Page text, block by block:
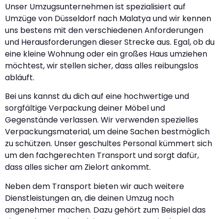
Unser Umzugsunternehmen ist spezialisiert auf
Umzüge von Düsseldorf nach Malatya und wir kennen
uns bestens mit den verschiedenen Anforderungen
und Herausforderungen dieser Strecke aus. Egal, ob du
eine kleine Wohnung oder ein großes Haus umziehen
möchtest, wir stellen sicher, dass alles reibungslos
abläuft.
Bei uns kannst du dich auf eine hochwertige und
sorgfältige Verpackung deiner Möbel und
Gegenstände verlassen. Wir verwenden spezielles
Verpackungsmaterial, um deine Sachen bestmöglich
zu schützen. Unser geschultes Personal kümmert sich
um den fachgerechten Transport und sorgt dafür,
dass alles sicher am Zielort ankommt.
Neben dem Transport bieten wir auch weitere
Dienstleistungen an, die deinen Umzug noch
angenehmer machen. Dazu gehört zum Beispiel das